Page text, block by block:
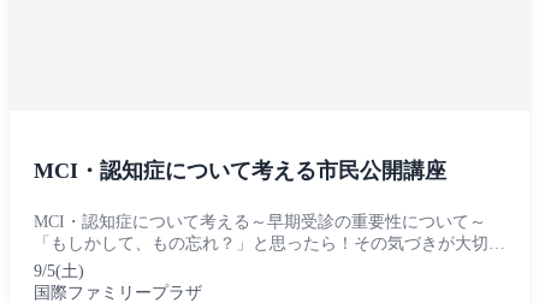
MCI・認知症について考える市民公開講座
MCI・認知症について考える～早期受診の重要性について～
「もしかして、もの忘れ？」と思ったら！その気づきが大切な
一歩です。MCI(認知症の前段階の状態)と認知症に関する話を
専門医や行政の視点から聞く...
9/5(土)
国際ファミリープラザ